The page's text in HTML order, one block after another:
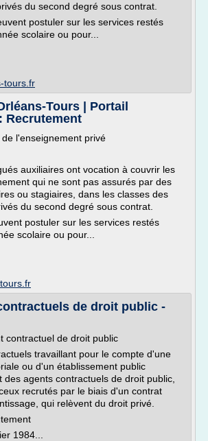
du second degré sous contrat.
postuler sur les services restés
scolaire ou pour...
tours.fr
Tours | Portail
Recrutement
l'enseignement privé
auxiliaires ont vocation à couvrir les
qui ne sont pas assurés par des
ou stagiaires, dans les classes des
du second degré sous contrat.
postuler sur les services restés
scolaire ou pour...
de droit public -
contractuel de droit public
travaillant pour le compte d'une
ou d'un établissement public
des agents contractuels de droit public,
recrutés par le biais d'un contrat
qui relèvent du droit privé.
1984...